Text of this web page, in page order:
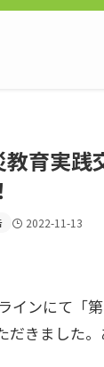
育実践
2022-11-13
インにて「
だきました